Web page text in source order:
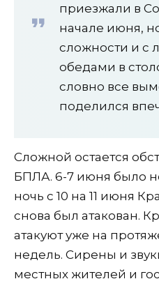
приезжали в
начале июня,
сложности и с
обедами в
словно все
поделился
Сложной остается
БПЛА. 6-7 июня было
ночь с 10 на 11 июня
снова был атакован.
атакуют уже на
недель. Сирены и
местных жителей и